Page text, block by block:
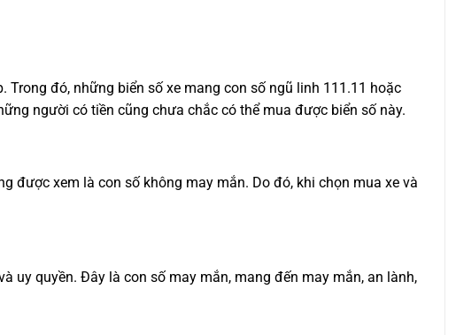
đó, những biển số xe mang con số ngũ linh 111.11 hoặc
người có tiền cũng chưa chắc có thể mua được biển số này.
được xem là con số không may mắn. Do đó, khi chọn mua xe và
uy quyền. Đây là con số may mắn, mang đến may mắn, an lành,